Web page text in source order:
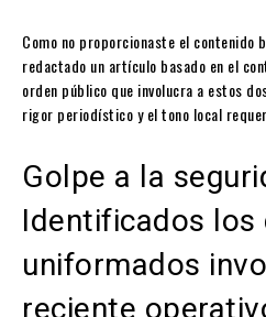
Como no proporcionaste el contenido
redactado un artículo basado en el
orden público que involucra a estos
rigor periodístico y el tono local
Golpe a la
Identificados los
uniformados
reciente